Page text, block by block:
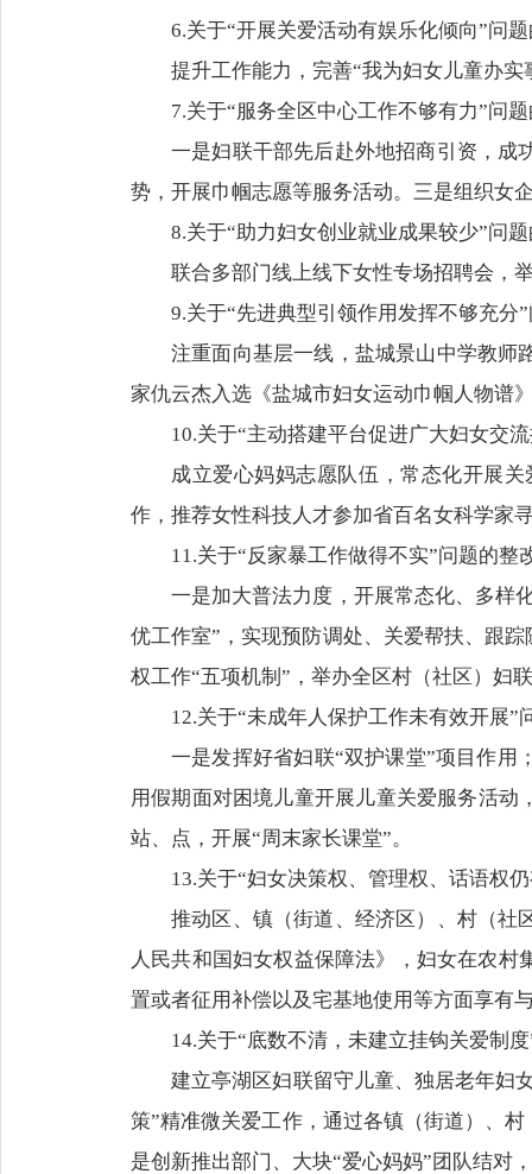
6.关于“开展关爱活动有娱乐化倾向”问
提升工作能力，完善“我为妇女儿童办
7.关于“服务全区中心工作不够有力”问
一是妇联干部先后赴外地招商引资，成
势，开展巾帼志愿等服务活动。三是组织女
8.关于“助力妇女创业就业成果较少”问
联合多部门线上线下女性专场招聘会，
9.关于“先进典型引领作用发挥不够充分
注重面向基层一线，盐城景山中学教师
家仇云杰入选《盐城市妇女运动巾帼人物谱
10.关于“主动搭建平台促进广大妇女交
成立爱心妈妈志愿队伍，常态化开展
作，推荐女性科技人才参加省百名女科学家
11.关于“反家暴工作做得不实”问题的整
一是加大普法力度，开展常态化、多样
优工作室”，实现预防调处、关爱帮扶、跟
权工作“五项机制”，举办全区村（社区）妇
12.关于“未成年人保护工作未有效开展”
一是发挥好省妇联“双护课堂”项目作用
用假期面对困境儿童开展儿童关爱服务活动
站、点，开展“周末家长课堂”。
13.关于“妇女决策权、管理权、话语权
推动区、镇（街道、经济区）、村（社
人民共和国妇女权益保障法》，妇女在农
置或者征用补偿以及宅基地使用等方面享有
14.关于“底数不清，未建立挂钩关爱制
建立亭湖区妇联留守儿童、独居老年妇
策”精准微关爱工作，通过各镇（街道）、
是创新推出部门、大块“爱心妈妈”团队结对